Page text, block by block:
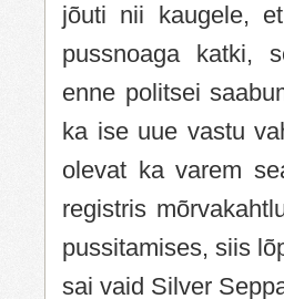
jõuti nii kaugele,
pussnoaga katki,
enne politsei
ka ise uue vastu
olevat ka varem
registris
pussitamises, siis
sai vaid Silver